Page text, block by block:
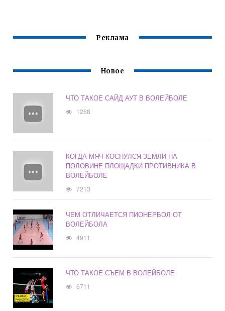
Реклама
Новое
ЧТО ТАКОЕ САЙД АУТ В ВОЛЕЙБОЛЕ
1268
КОГДА МЯЧ КОСНУЛСЯ ЗЕМЛИ НА
ПОЛОВИНЕ ПЛОЩАДКИ ПРОТИВНИКА В
ВОЛЕЙБОЛЕ
7213
ЧЕМ ОТЛИЧАЕТСЯ ПИОНЕРБОЛ ОТ
ВОЛЕЙБОЛА
4911
ЧТО ТАКОЕ СЪЕМ В ВОЛЕЙБОЛЕ
6711